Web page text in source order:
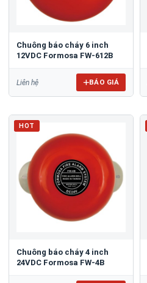
Chuông báo cháy 6 inch
12VDC Formosa FW-612B
Liên hệ BÁO GIÁ
HOT
Chuông báo cháy 4 inch
24VDC Formosa FW-4B